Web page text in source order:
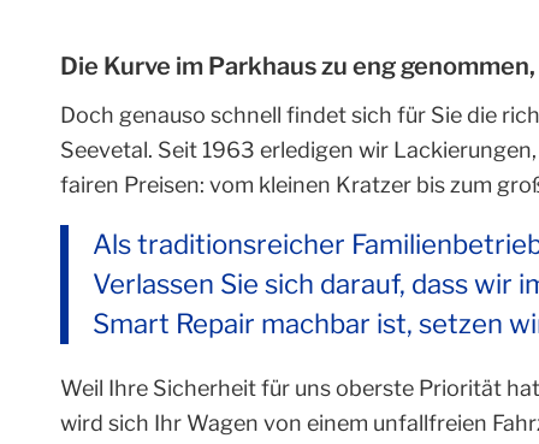
Die Kurve im Parkhaus zu eng
Doch genauso schnell findet sich für Sie die
Seevetal. Seit 1963 erledigen wir
fairen Preisen: vom kleinen Kratzer bis zum
Als traditionsreicher
Verlassen Sie sich darauf, dass wir
Smart Repair machbar ist, setzen
Weil Ihre Sicherheit für uns oberste Priorität
wird sich Ihr Wagen von einem unfallfreien